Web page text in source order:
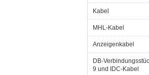
Kabel
MHL-Kabel
Anzeigenkabel
DB-
9 und IDC-Kabel